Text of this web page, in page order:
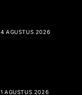
4 AGUSTUS 2026
1 AGUSTUS 2026